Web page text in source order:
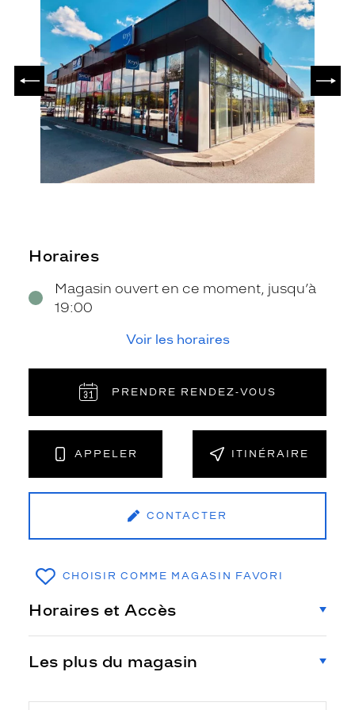
PRÉCÉDENT
Horaires
Magasin ouvert en ce moment, jusqu’à
19:00
Voir les horaires
PRENDRE RENDEZ‑VOUS
APPELER ITINÉRAIRE
CONTACTER
CHOISIR COMME MAGASIN FAVORI
Horaires et Accès
Les plus du magasin